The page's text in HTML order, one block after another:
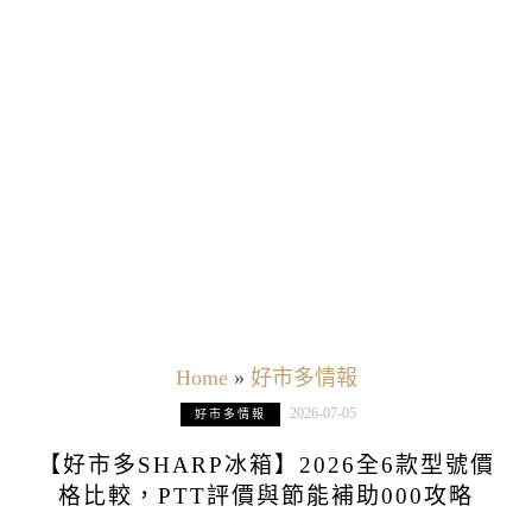
Home» 好市多情報
好市多情報 2026-07-05
【好市多SHARP冰箱】2026全6款型號價
格比較，PTT評價與節能補助000攻略